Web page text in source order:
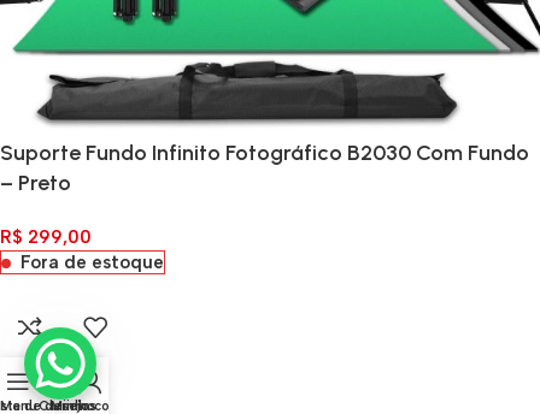
Suporte Fundo Infinito Fotográfico B2030 Com Fundo
– Preto
R$ 299,00
Fora de estoque
Menude desejos
0
Carrinho
Minha conta